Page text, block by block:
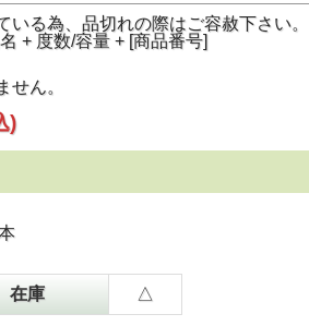
いる為、品切れの際はご容赦下さい。
+ 度数/容量 + [商品番号]
せん。
)
在庫 △